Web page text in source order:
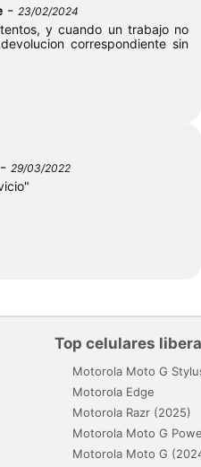
- 23/02/2024
y cuando un trabajo no
correspondiente sin
29/03/2022
Top celulares
Motorola Moto G
Motorola Edge
Motorola Razr (2025)
Motorola Moto G
Motorola Moto G